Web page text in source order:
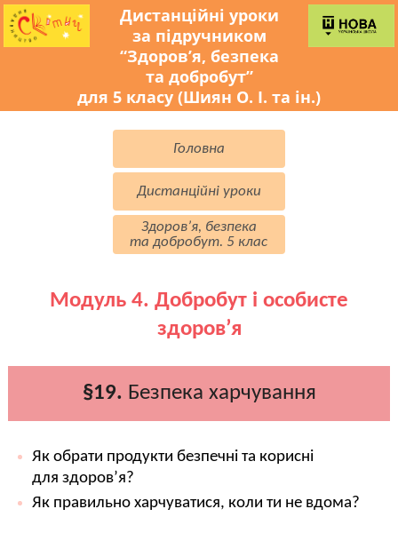
Дистанційні уроки
за підручником
“Здоров’я, безпека
та добробут”
для 5 класу (Шиян О. І. та ін.)
Головна
Дистанційні уроки
Здоров’я, безпека
та добробут. 5 клас
Модуль 4. Добробут і особисте
здоров’я
§19. Безпека харчування
Як обрати продукти безпечні та корисні
для здоров’я?
Як правильно харчуватися, коли ти не вдома?